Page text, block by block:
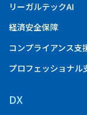
リーガルテックAI
経済安全保障
コンプライアンス支
プロフェッショナル
DX